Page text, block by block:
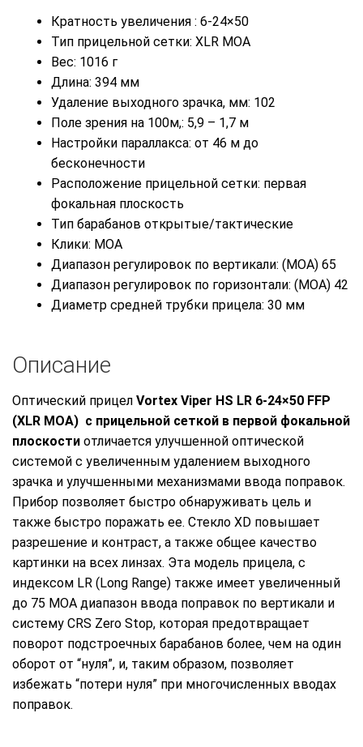
Кратность увеличения : 6-24×50
Тип прицельной сетки: XLR MOA
Вес: 1016 г
Длина: 394 мм
Удаление выходного зрачка, мм: 102
Поле зрения на 100м,: 5,9 – 1,7 м
Настройки параллакса: от 46 м до
бесконечности
Расположение прицельной сетки: первая
фокальная плоскость
Тип барабанов открытые/тактические
Клики: MOA
Диапазон регулировок по вертикали: (МОА) 65
Диапазон регулировок по горизонтали: (МОА) 42
Диаметр средней трубки прицела: 30 мм
Описание
Оптический прицел Vortex Viper HS LR 6-24×50 FFP
(XLR MOA) с прицельной сеткой в первой фокальной
плоскости отличается улучшенной оптической
системой с увеличенным удалением выходного
зрачка и улучшенными механизмами ввода поправок.
Прибор позволяет быстро обнаруживать цель и
также быстро поражать ее. Cтекло XD повышает
разрешение и контраст, а также общее качество
картинки на всех линзах. Эта модель прицела, с
индексом LR (Long Range) также имеет увеличенный
до 75 МОА диапазон ввода поправок по вертикали и
систему CRS Zero Stop, которая предотвращает
поворот подстроечных барабанов более, чем на один
оборот от “нуля”, и, таким образом, позволяет
избежать “потери нуля” при многочисленных вводах
поправок.